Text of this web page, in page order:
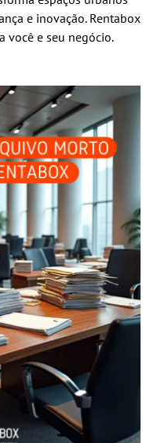
e inovação. Rentabox
você e seu negócio.